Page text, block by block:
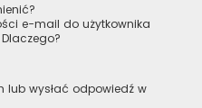
e-mail do użytkownika
lub wysłać odpowiedź w